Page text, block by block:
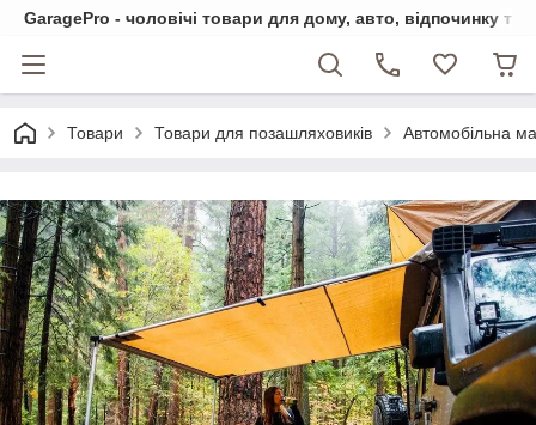
GaragePro - чоловічі товари для дому, авто, відпочинку та
Товари Товари для позашляховиків Автомобільна